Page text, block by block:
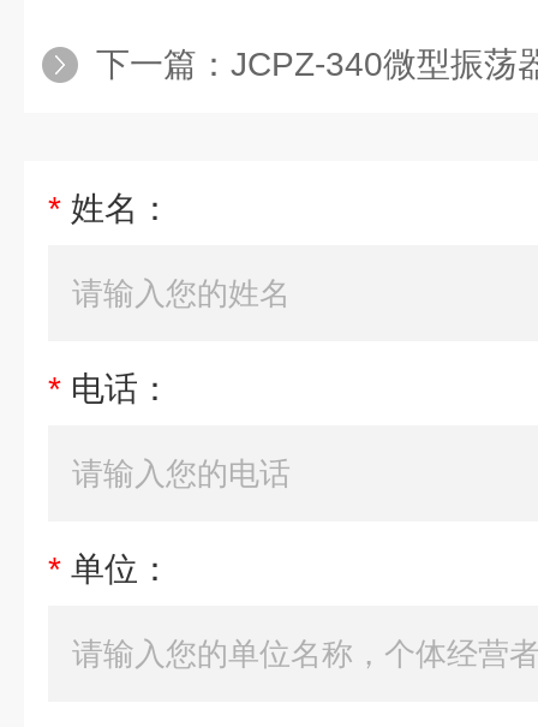
下一篇： JCPZ-340微型振荡
* 姓名：
* 电话：
* 单位：